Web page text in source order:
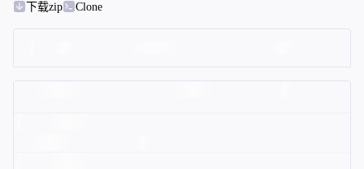
下载zip
Clone